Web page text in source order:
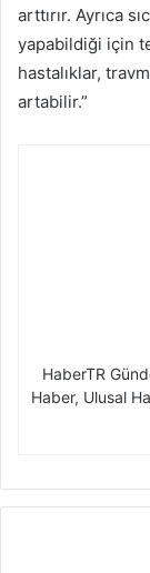
arttırır. Ayrıca
yapabildiği için
hastalıklar,
artabilir.”
HaberTR
Haber, Ulusal